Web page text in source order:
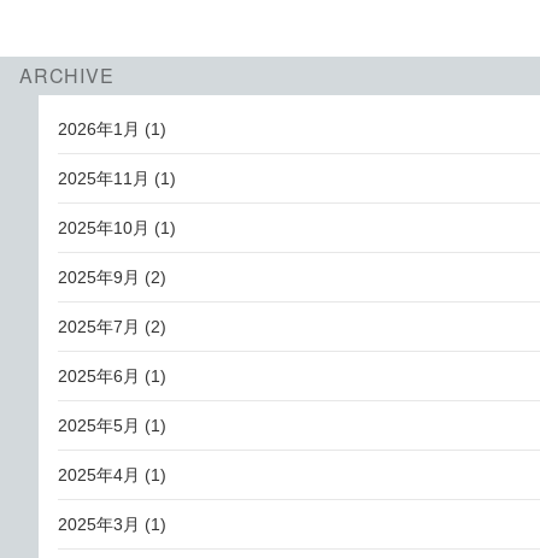
ARCHIVE
2026年1月 (1)
2025年11月 (1)
2025年10月 (1)
2025年9月 (2)
2025年7月 (2)
2025年6月 (1)
2025年5月 (1)
2025年4月 (1)
2025年3月 (1)